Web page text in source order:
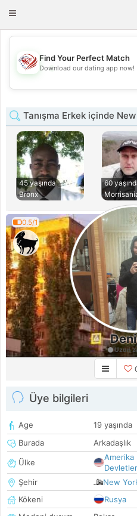
Toggle
💖
💕
Find Your Perfect Match
Download our dating app now!
Tanışma Erkek içinde
45 yaşında
Bronx
60
0.5/1
Uzun
Üye bilgileri
Age
19 yaşında
Burada
Arkadaşlık
Ülke
Amerika
Şehir
New
Kökeni
Rusya